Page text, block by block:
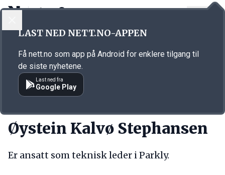
Annonsørinnhold
Øystein Kalvø Stephansen
Er ansatt som teknisk leder i Parkly.
LAST NED NETT.NO-APPEN
Få nett.no som app på Android for enklere tilgang til
de siste nyhetene.
Last ned fra
Google Play